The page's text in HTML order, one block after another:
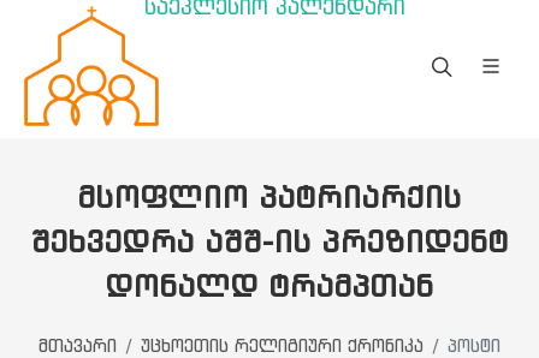
საეკლესიო კალენდარი
ᲛᲡᲝᲤᲚᲘᲝ ᲞᲐᲢᲠᲘᲐᲠᲥᲘᲡ
ᲨᲔᲮᲕᲔᲓᲠᲐ ᲐᲨᲨ-ᲘᲡ ᲞᲠᲔᲖᲘᲓᲔᲜᲢ
ᲓᲝᲜᲐᲚᲓ ᲢᲠᲐᲛᲞᲗᲐᲜ
მთავარი უცხოეთის რელიგიური ქრონიკა პოსტი